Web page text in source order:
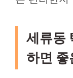
세류동
하면 좋